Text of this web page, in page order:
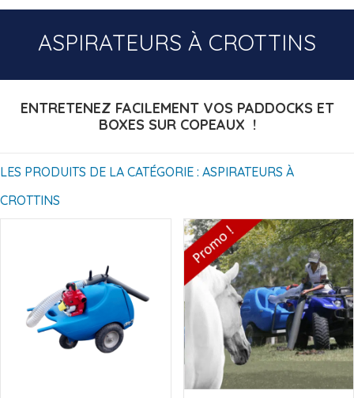
ASPIRATEURS À CROTTINS
ENTRETENEZ FACILEMENT VOS PADDOCKS ET
BOXES SUR COPEAUX !
LES PRODUITS DE LA CATÉGORIE : ASPIRATEURS À
CROTTINS